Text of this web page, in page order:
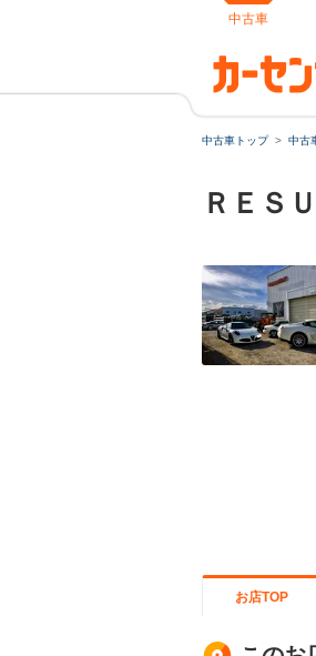
中古車
中古車トップ 中古
ＲＥＳ
お店TOP